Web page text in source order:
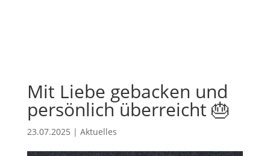
Mit Liebe gebacken und
persönlich überreicht 🎂
23.07.2025 | Aktuelles